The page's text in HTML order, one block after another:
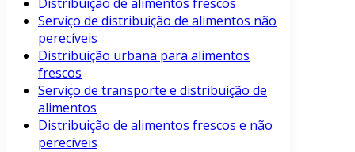
Serviço de distribuição de alimentos não
perecíveis
Distribuição urbana para alimentos
frescos
Serviço de transporte e distribuição de
alimentos
Distribuição de alimentos frescos e não
perecíveis